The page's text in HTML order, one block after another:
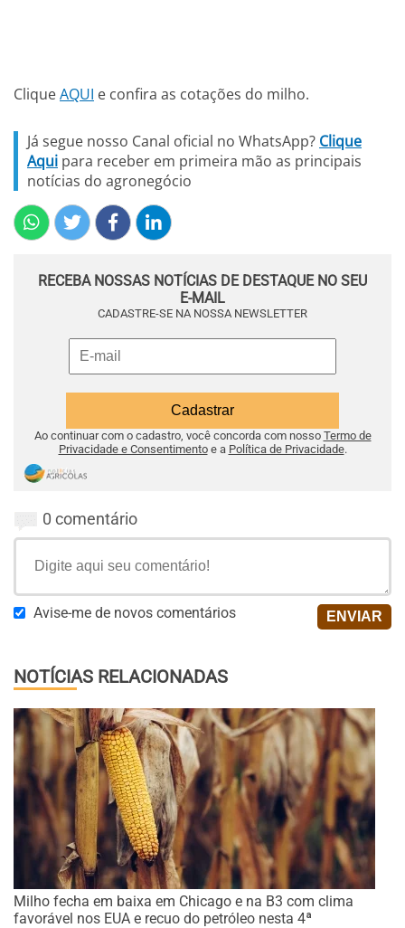
CliqueAQUI e confira as cotações do milho.
Já segue nosso Canal oficial no WhatsApp? Clique
Aqui para receber em primeira mão as principais
notícias do agronegócio
RECEBA NOSSAS NOTÍCIAS DE DESTAQUE NO SEU
E-MAIL
CADASTRE-SE NA NOSSA NEWSLETTER
Ao continuar com o cadastro, você concorda com nosso Termo de
Privacidade e Consentimentoe a Política de Privacidade.
0 comentário
Avise-me de novos comentários
NOTÍCIAS RELACIONADAS
Milho fecha em baixa em Chicago e na B3 com clima
favorável nos EUA e recuo do petróleo nesta 4ª